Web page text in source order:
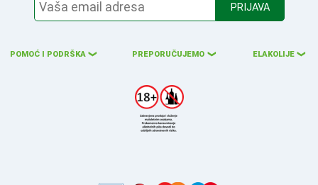
PRIJAVA
POMOĆ I PODRŠKA ❮ PREPORUČUJEMO ❮ ELAKOLIJE ❮